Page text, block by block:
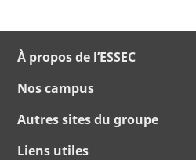
À propos de l’ESSEC
Nos campus
Autres sites du groupe
Liens utiles